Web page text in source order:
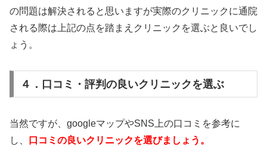
の問題は解決されると思いますが実際のクリニックに通院
される際は上記の点を踏まえクリニックを選ぶと良いでし
ょう。
４．口コミ・評判の良いクリニックを選ぶ
当然ですが、googleマップやSNS上の口コミを参考に
し、
口コミの良いクリニックを選びましょう。